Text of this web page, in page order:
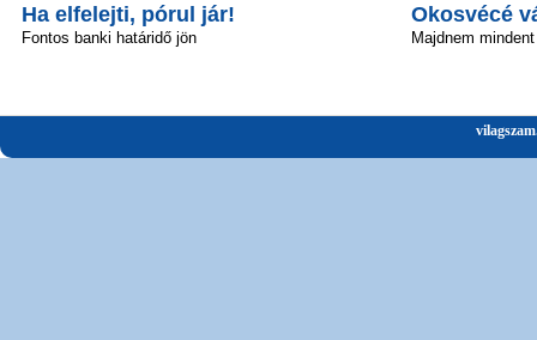
Ha elfelejti, pórul jár!
Fontos banki határidő jön
Okosvécé
Majdnem